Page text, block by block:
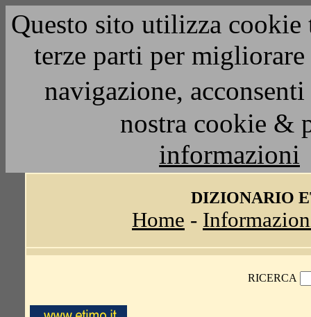
Questo sito utilizza
terze parti per
navigazione,
nostra cookie &
informazioni
DIZIONARIO
Home -
RICERCA